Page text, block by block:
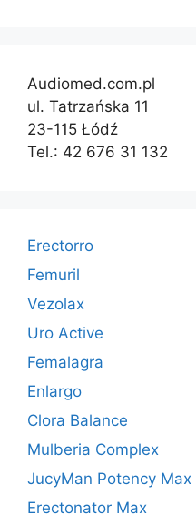
Audiomed.com.pl
ul. Tatrzańska 11
23-115 Łódź
Tel.: 42 676 31 132
Erectorro
Femuril
Vezolax
Uro Active
Femalagra
Enlargo
Clora Balance
Mulberia Complex
JucyMan Potency Max
Erectonator Max